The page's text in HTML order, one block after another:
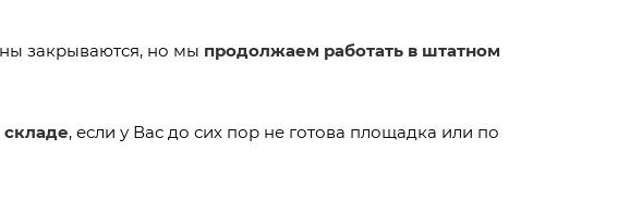
закрываются, но мы продолжаем работать в штатном
складе, если у Вас до сих пор не готова площадка или по